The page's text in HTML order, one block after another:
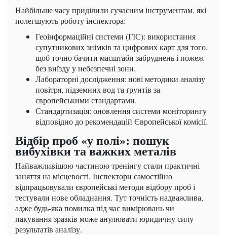
Найбільше часу приділили сучасним інструментам, які
полегшують роботу інспектора:
Геоінформаційні системи (ГІС): використання
супутникових знімків та цифрових карт для того,
щоб точно бачити масштаби забруднень і пожеж
без виїзду у небезпечні зони.
Лабораторні дослідження: нові методики аналізу
повітря, підземних вод та ґрунтів за
європейськими стандартами.
Стандартизація: оновлення системи моніторингу
відповідно до рекомендацій Європейської комісії.
Відбір проб «у полі»: пошук
вибухівки та важких металів
Найважливішою частиною тренінгу стали практичні
заняття на місцевості. Інспектори самостійно
відпрацьовували європейські методи відбору проб і
тестували нове обладнання. Тут точність надважлива,
адже будь-яка помилка під час вимірювань чи
пакування зразків може анулювати юридичну силу
результатів аналізу.